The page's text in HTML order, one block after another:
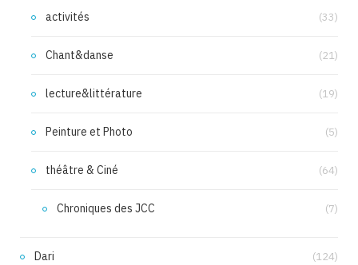
activités (33)
Chant&danse (21)
lecture&littérature (19)
Peinture et Photo (5)
théâtre & Ciné (64)
Chroniques des JCC (7)
Dari (124)